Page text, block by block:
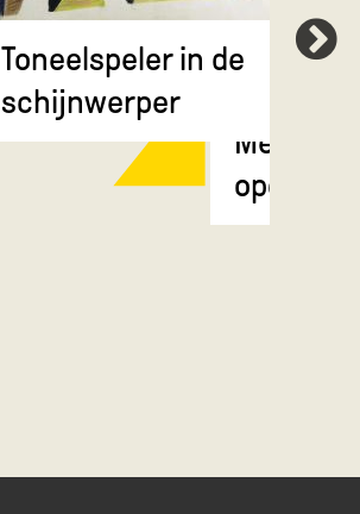
Toneelspeler in de
schijnwerper
Meisje